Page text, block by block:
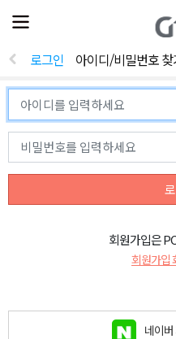
전
체
뉴
열
로그인 아이디/비밀번호 찾
회원가입은
회원가입
네이